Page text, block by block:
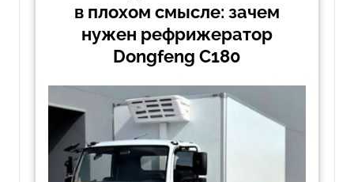
в плохом смысле: зачем
нужен рефрижератор
Dongfeng C180